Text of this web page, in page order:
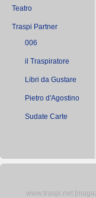
Teatro
Traspi Partner
006
il Traspiratore
Libri da Gustare
Pietro d'Agostino
Sudate Carte
www.traspi.net